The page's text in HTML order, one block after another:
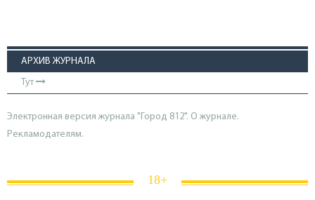
АРХИВ ЖУРНАЛА
Тут
Электронная версия журнала "Город 812". О журнале.
Рекламодателям.
18+